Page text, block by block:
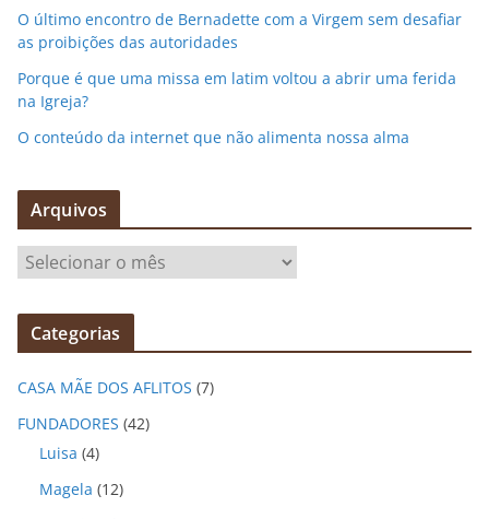
O último encontro de Bernadette com a Virgem sem desafiar
as proibições das autoridades
Porque é que uma missa em latim voltou a abrir uma ferida
na Igreja?
O conteúdo da internet que não alimenta nossa alma
Arquivos
q
v
o
Categorias
CASA MÃE DOS AFLITOS (7)
FUNDADORES (42)
Luisa (4)
Magela (12)